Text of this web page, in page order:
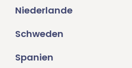
Niederlande
Schweden
Spanien